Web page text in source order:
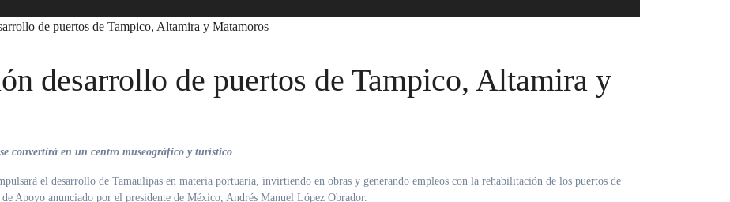
de puertos de Tampico, Altamira y Matamoros
desarrollo de puertos de Tampico, Altamira y
convertirá en un centro museográfico y turístico
el desarrollo de Tamaulipas en materia portuaria, invirtiendo en obras y generando empleos con la rehabilitación de los puertos de
Apoyo anunciado por el presidente de México, Andrés Manuel López Obrador.